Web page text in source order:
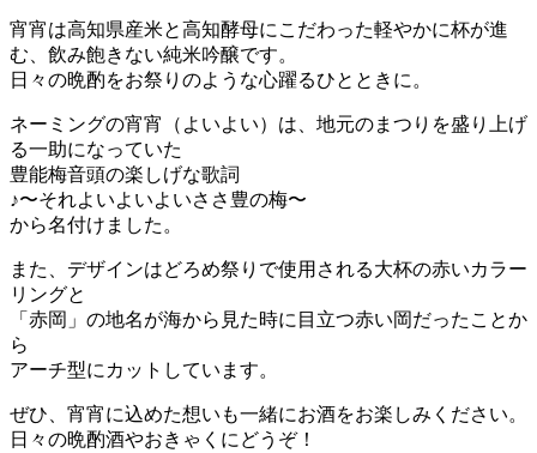
宵宵は高知県産米と高知酵母にこだわった軽やかに杯が進
む、飲み飽きない純米吟醸です。
日々の晩酌をお祭りのような心躍るひとときに。
ネーミングの宵宵（よいよい）は、地元のまつりを盛り上げ
る一助になっていた
豊能梅音頭の楽しげな歌詞
♪〜それよいよいよいささ豊の梅〜
から名付けました。
また、デザインはどろめ祭りで使用される大杯の赤いカラー
リングと
「赤岡」の地名が海から見た時に目立つ赤い岡だったことか
ら
アーチ型にカットしています。
ぜひ、宵宵に込めた想いも一緒にお酒をお楽しみください。
日々の晩酌酒やおきゃくにどうぞ！